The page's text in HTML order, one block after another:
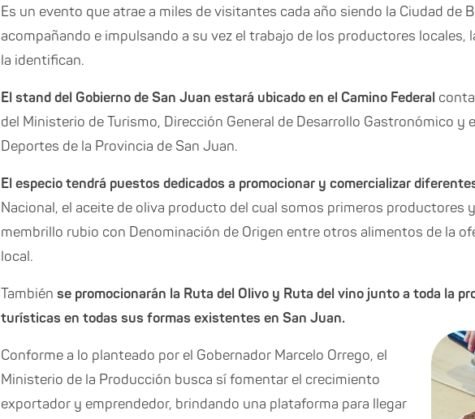
Es un evento que atrae a miles de visitantes cada año siendo la Ciudad de
acompañando e impulsando a su vez el trabajo de los productores locales,
la identifican.
El stand del Gobierno de San Juan estará ubicado en el Camino Federal
del Ministerio de Turismo, Dirección General de Desarrollo Gastronómico y
Deportes de la Provincia de San Juan.
El especio tendrá puestos dedicados a promocionar y comercializar
Nacional, el aceite de oliva producto del cual somos primeros productores
membrillo rubio con Denominación de Origen entre otros alimentos de la
local.
También se promocionarán la Ruta del Olivo y Ruta del vino junto a toda la
turísticas en todas sus formas existentes en San Juan.
Conforme a lo planteado por el Gobernador Marcelo Orrego, el
Ministerio de la Producción busca sí fomentar el crecimiento
exportador y emprendedor, brindando una plataforma para llegar